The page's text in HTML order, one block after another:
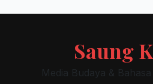
Saung
Media Budaya &